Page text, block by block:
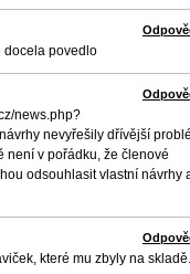
docela povedlo
news.php?
nevyřešily dřívější
není v pořádku, že členové
odsouhlasit vlastní návrhy
které mu zbyly na skladě.